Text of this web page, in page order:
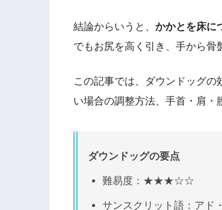
結論からいうと、 かかとを床に
でもお尻を高く引き、手から骨
この記事では、ダウンドッグ
い場合の調整方法、手首・肩・
ダウンドッグの要点
難易度：★★★☆☆
サンスクリット語：アド